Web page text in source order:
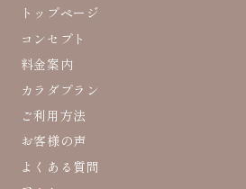
トップページ
コンセプト
料金案内
カラダプラン
ご利用方法
お客様の声
よくある質問